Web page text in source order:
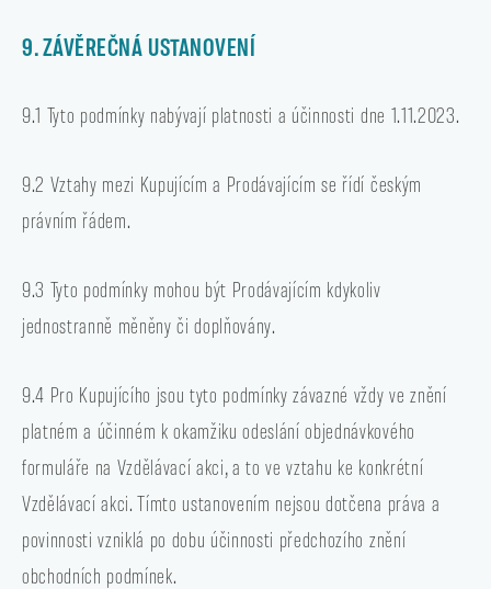
9. ZÁVĚREČNÁ USTANOVENÍ
9.1 Tyto podmínky nabývají platnosti a účinnosti dne 1.11.2023.
9.2 Vztahy mezi Kupujícím a Prodávajícím se řídí českým
právním řádem.
9.3 Tyto podmínky mohou být Prodávajícím kdykoliv
jednostranně měněny či doplňovány.
9.4 Pro Kupujícího jsou tyto podmínky závazné vždy ve znění
platném a účinném k okamžiku odeslání objednávkového
formuláře na Vzdělávací akci, a to ve vztahu ke konkrétní
Vzdělávací akci. Tímto ustanovením nejsou dotčena práva a
povinnosti vzniklá po dobu účinnosti předchozího znění
obchodních podmínek.